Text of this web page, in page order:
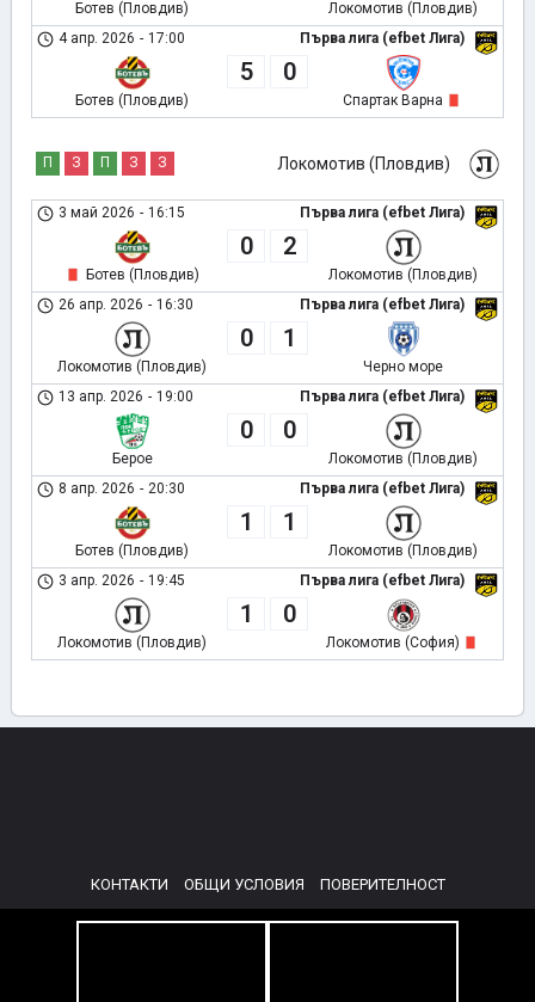
Ботев (Пловдив)
Локомотив (Пловдив)
Първа лига (efbet Лига)
4 апр. 2026 - 17:00
Ботев (Пловдив)
5 0
Спартак Варна
Локомотив (Пловдив)
П З П З З
Първа лига (efbet Лига)
3 май 2026 - 16:15
Ботев (Пловдив)
0 2
Локомотив (Пловдив)
Първа лига (efbet Лига)
26 апр. 2026 - 16:30
Локомотив (Пловдив)
0 1
Черно море
Първа лига (efbet Лига)
13 апр. 2026 - 19:00
Берое
0 0
Локомотив (Пловдив)
Първа лига (efbet Лига)
8 апр. 2026 - 20:30
Ботев (Пловдив)
1 1
Локомотив (Пловдив)
Първа лига (efbet Лига)
3 апр. 2026 - 19:45
Локомотив (Пловдив)
1 0
Локомотив (София)
КОНТАКТИ ОБЩИ УСЛОВИЯ ПОВЕРИТЕЛНОСТ